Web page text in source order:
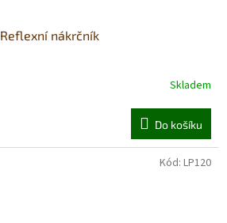
Reflexní nákrčník
Skladem
Do košíku
Kód: LP120